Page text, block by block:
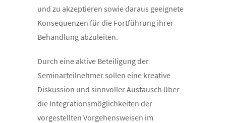
und zu akzeptieren sowie daraus geeignete
Konsequenzen für die Fortführung ihrer
Behandlung abzuleiten.
Durch eine aktive Beteiligung der
Seminarteilnehmer sollen eine kreative
Diskussion und sinnvoller Austausch über
die Integrationsmöglichkeiten der
vorgestellten Vorgehensweisen im